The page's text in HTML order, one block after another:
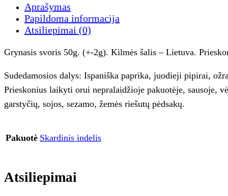
receptaiAprašymas
Papildoma informacija
Atsiliepimai (0)
Grynasis svoris 50g. (+-2g). Kilmės šalis – Lietuva.
Sudedamosios dalys: Ispaniška paprika, juodieji pipirai,
Prieskonius laikyti orui nepralaidžioje pakuotėje,
garstyčių, sojos, sezamo, žemės riešutų pėdsakų.
Pakuotė Skardinis indelis
Atsiliepimai